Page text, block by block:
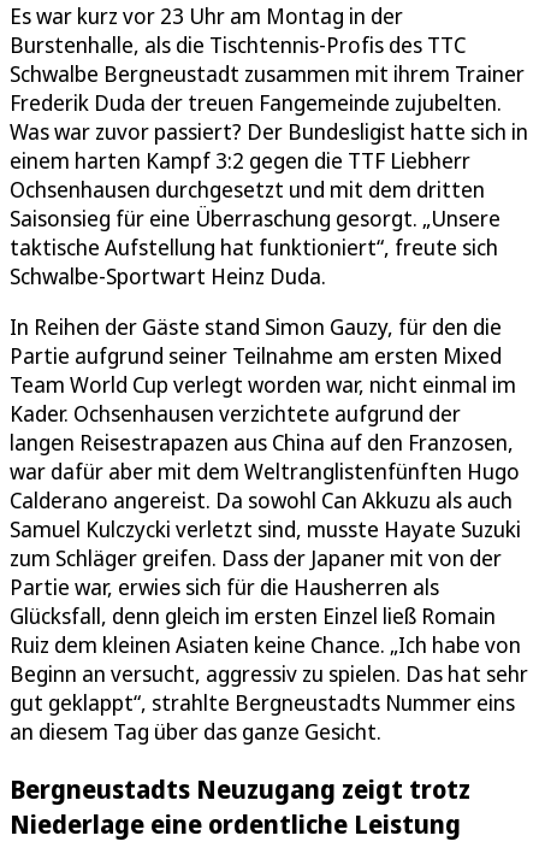
Es war kurz vor 23 Uhr am Montag in der
Burstenhalle, als die Tischtennis-Profis des TTC
Schwalbe Bergneustadt zusammen mit ihrem Trainer
Frederik Duda der treuen Fangemeinde zujubelten.
Was war zuvor passiert? Der Bundesligist hatte sich in
einem harten Kampf 3:2 gegen die TTF Liebherr
Ochsenhausen durchgesetzt und mit dem dritten
Saisonsieg für eine Überraschung gesorgt. „Unsere
taktische Aufstellung hat funktioniert“, freute sich
Schwalbe-Sportwart Heinz Duda.
In Reihen der Gäste stand Simon Gauzy, für den die
Partie aufgrund seiner Teilnahme am ersten Mixed
Team World Cup verlegt worden war, nicht einmal im
Kader. Ochsenhausen verzichtete aufgrund der
langen Reisestrapazen aus China auf den Franzosen,
war dafür aber mit dem Weltranglistenfünften Hugo
Calderano angereist. Da sowohl Can Akkuzu als auch
Samuel Kulczycki verletzt sind, musste Hayate Suzuki
zum Schläger greifen. Dass der Japaner mit von der
Partie war, erwies sich für die Hausherren als
Glücksfall, denn gleich im ersten Einzel ließ Romain
Ruiz dem kleinen Asiaten keine Chance. „Ich habe von
Beginn an versucht, aggressiv zu spielen. Das hat sehr
gut geklappt“, strahlte Bergneustadts Nummer eins
an diesem Tag über das ganze Gesicht.
Bergneustadts Neuzugang zeigt trotz
Niederlage eine ordentliche Leistung